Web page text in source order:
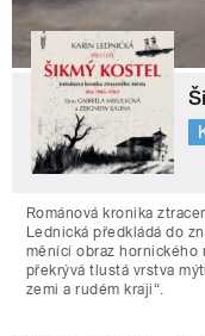
Románová kronika
Lednická předkládá do
měnící obraz hornického
překrývá tlustá vrstva
zemi a rudém kraji“.